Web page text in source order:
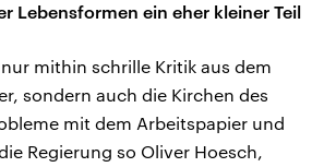
Lebensformen ein eher kleiner Teil
mithin schrille Kritik aus dem
sondern auch die Kirchen des
mit dem Arbeitspapier und
Regierung so Oliver Hoesch,